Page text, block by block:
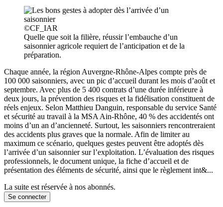
©CF_IAR
Quelle que soit la filière, réussir l’embauche d’un
saisonnier agricole requiert de l’anticipation et de la
préparation.
Chaque année, la région Auvergne-Rhône-Alpes compte près de
100 000 saisonniers, avec un pic d’accueil durant les mois d’août et
septembre. Avec plus de 5 400 contrats d’une durée inférieure à
deux jours, la prévention des risques et la fidélisation constituent de
réels enjeux. Selon Matthieu Danguin, responsable du service Santé
et sécurité au travail à la MSA Ain-Rhône, 40 % des accidentés ont
moins d’un an d’ancienneté. Surtout, les saisonniers rencontreraient
des accidents plus graves que la normale. Afin de limiter au
maximum ce scénario, quelques gestes peuvent être adoptés dès
l’arrivée d’un saisonnier sur l’exploitation. L’évaluation des risques
professionnels, le document unique, la fiche d’accueil et de
présentation des éléments de sécurité, ainsi que le règlement int&...
La suite est réservée à nos abonnés.
Se connecter